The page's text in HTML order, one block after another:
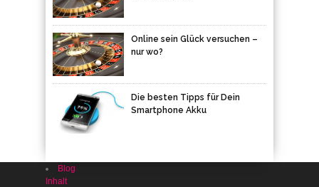
Online sein Glück versuchen –
nur wo?
Die besten Tipps für Dein
Smartphone Akku
Blog
Inhalt